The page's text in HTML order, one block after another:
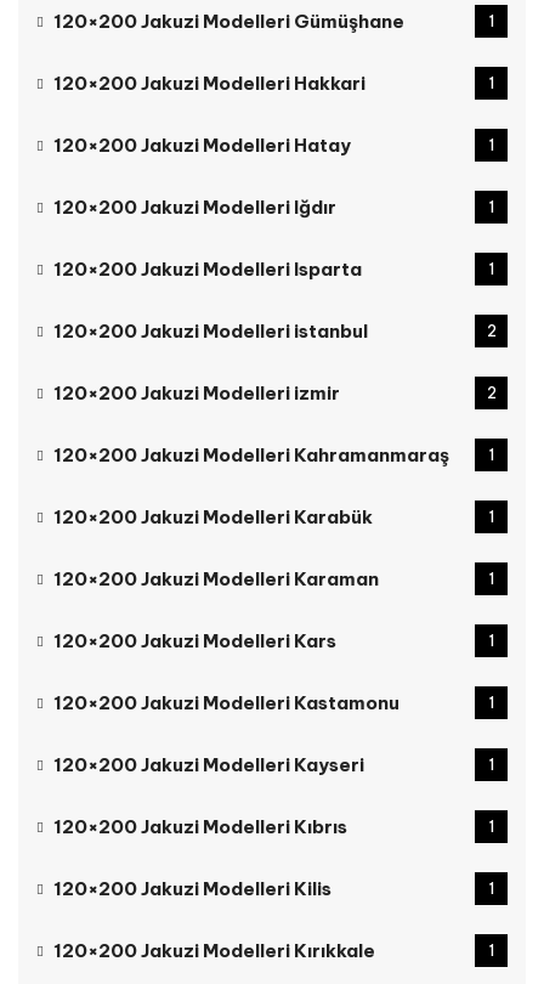
120×200 Jakuzi Modelleri Gümüşhane 1
120×200 Jakuzi Modelleri Hakkari 1
120×200 Jakuzi Modelleri Hatay 1
120×200 Jakuzi Modelleri Iğdır 1
120×200 Jakuzi Modelleri Isparta 1
120×200 Jakuzi Modelleri istanbul 2
120×200 Jakuzi Modelleri izmir 2
120×200 Jakuzi Modelleri Kahramanmaraş 1
120×200 Jakuzi Modelleri Karabük 1
120×200 Jakuzi Modelleri Karaman 1
120×200 Jakuzi Modelleri Kars 1
120×200 Jakuzi Modelleri Kastamonu 1
120×200 Jakuzi Modelleri Kayseri 1
120×200 Jakuzi Modelleri Kıbrıs 1
120×200 Jakuzi Modelleri Kilis 1
120×200 Jakuzi Modelleri Kırıkkale 1